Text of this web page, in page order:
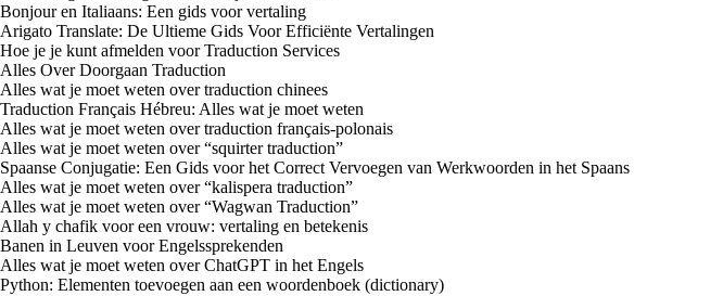
Bonjour en Italiaans: Een gids voor vertaling
Arigato Translate: De Ultieme Gids Voor Efficiënte Vertalingen
Hoe je je kunt afmelden voor Traduction Services
Alles Over Doorgaan Traduction
Alles wat je moet weten over traduction chinees
Traduction Français Hébreu: Alles wat je moet weten
Alles wat je moet weten over traduction français-polonais
Alles wat je moet weten over “squirter traduction”
Spaanse Conjugatie: Een Gids voor het Correct Vervoegen van Werkwoorden in het Spaans
Alles wat je moet weten over “kalispera traduction”
Alles wat je moet weten over “Wagwan Traduction”
Allah y chafik voor een vrouw: vertaling en betekenis
Banen in Leuven voor Engelssprekenden
Alles wat je moet weten over ChatGPT in het Engels
Python: Elementen toevoegen aan een woordenboek (dictionary)